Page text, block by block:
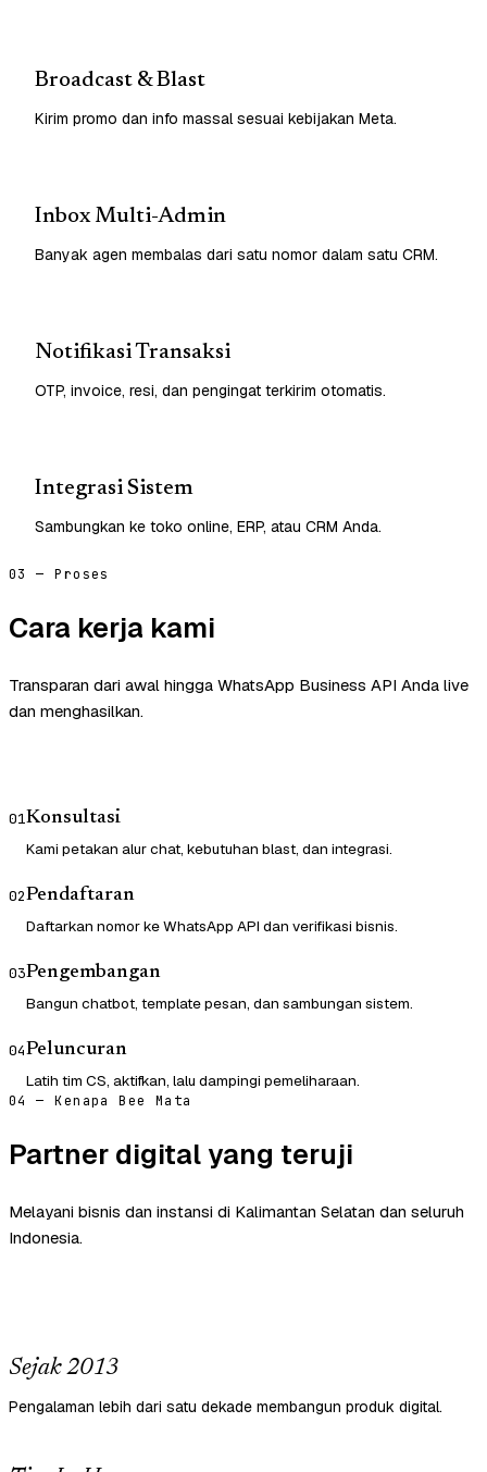
Broadcast & Blast
Kirim promo dan info massal sesuai kebijakan Meta.
Inbox Multi-Admin
Banyak agen membalas dari satu nomor dalam satu CRM.
Notifikasi Transaksi
OTP, invoice, resi, dan pengingat terkirim otomatis.
Integrasi Sistem
Sambungkan ke toko online, ERP, atau CRM Anda.
03 — Proses
Cara kerja kami
Transparan dari awal hingga WhatsApp Business API Anda live
dan menghasilkan.
01Konsultasi
Kami petakan alur chat, kebutuhan blast, dan integrasi.
02Pendaftaran
Daftarkan nomor ke WhatsApp API dan verifikasi bisnis.
03Pengembangan
Bangun chatbot, template pesan, dan sambungan sistem.
04Peluncuran
Latih tim CS, aktifkan, lalu dampingi pemeliharaan.
04 — Kenapa Bee Mata
Partner digital yang teruji
Melayani bisnis dan instansi di Kalimantan Selatan dan seluruh
Indonesia.
Sejak 2013
Pengalaman lebih dari satu dekade membangun produk digital.